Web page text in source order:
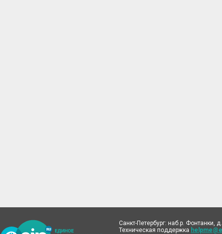
Санкт-Петербург: наб.р. Фонтанки,
Техническая поддержка